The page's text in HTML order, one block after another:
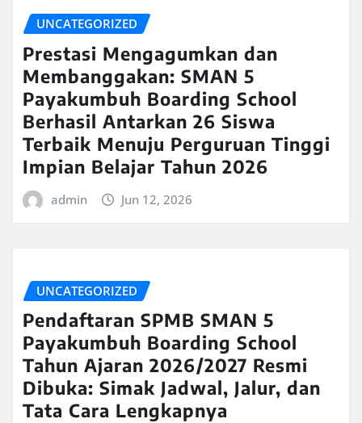
UNCATEGORIZED
Prestasi Mengagumkan dan
Membanggakan: SMAN 5
Payakumbuh Boarding School
Berhasil Antarkan 26 Siswa
Terbaik Menuju Perguruan Tinggi
Impian Belajar Tahun 2026
admin Jun 12, 2026
UNCATEGORIZED
Pendaftaran SPMB SMAN 5
Payakumbuh Boarding School
Tahun Ajaran 2026/2027 Resmi
Dibuka: Simak Jadwal, Jalur, dan
Tata Cara Lengkapnya